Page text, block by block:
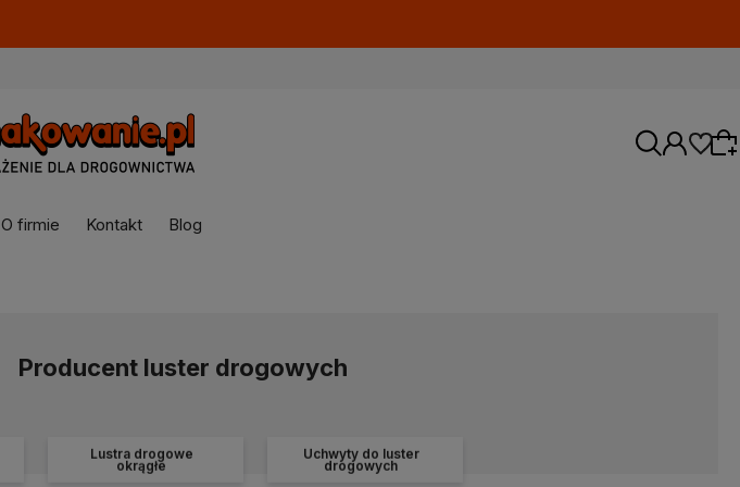
O firmie Kontakt Blog
Producent luster drogowych
Lustra drogowe
okrągłe
Uchwyty do luster
drogowych